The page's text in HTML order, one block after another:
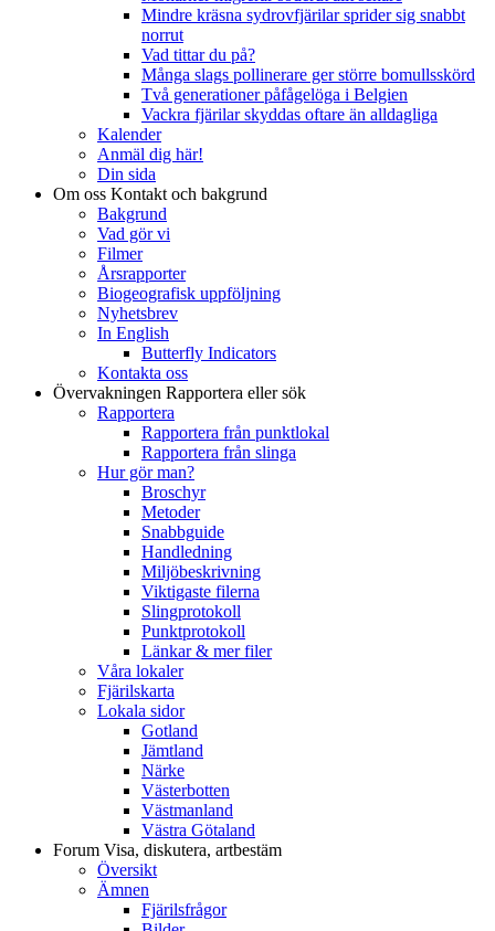
Mindre kräsna sydrovfjärilar sprider sig snabbt
norrut
Vad tittar du på?
Många slags pollinerare ger större bomullsskörd
Två generationer påfågelöga i Belgien
Vackra fjärilar skyddas oftare än alldagliga
Kalender
Anmäl dig här!
Din sida
Om oss Kontakt och bakgrund
Bakgrund
Vad gör vi
Filmer
Årsrapporter
Biogeografisk uppföljning
Nyhetsbrev
In English
Butterfly Indicators
Kontakta oss
Övervakningen Rapportera eller sök
Rapportera
Rapportera från punktlokal
Rapportera från slinga
Hur gör man?
Broschyr
Metoder
Snabbguide
Handledning
Miljöbeskrivning
Viktigaste filerna
Slingprotokoll
Punktprotokoll
Länkar & mer filer
Våra lokaler
Fjärilskarta
Lokala sidor
Gotland
Jämtland
Närke
Västerbotten
Västmanland
Västra Götaland
Forum Visa, diskutera, artbestäm
Översikt
Ämnen
Fjärilsfrågor